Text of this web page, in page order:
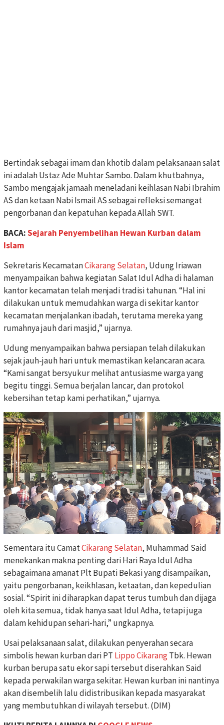
Bertindak sebagai imam dan khotib dalam pelaksanaan salat
ini adalah Ustaz Ade Muhtar Sambo. Dalam khutbahnya,
Sambo mengajak jamaah meneladani keihlasan Nabi Ibrahim
AS dan ketaan Nabi Ismail AS sebagai refleksi semangat
pengorbanan dan kepatuhan kepada Allah SWT.
BACA:Sejarah Penyembelihan Hewan Kurban dalam
Islam
Sekretaris KecamatanCikarang Selatan, Udung Iriawan
menyampaikan bahwa kegiatan Salat Idul Adha di halaman
kantor kecamatan telah menjadi tradisi tahunan. “Hal ini
dilakukan untuk memudahkan warga di sekitar kantor
kecamatan menjalankan ibadah, terutama mereka yang
rumahnya jauh dari masjid,” ujarnya.
Udung menyampaikan bahwa persiapan telah dilakukan
sejak jauh-jauh hari untuk memastikan kelancaran acara.
“Kami sangat bersyukur melihat antusiasme warga yang
begitu tinggi. Semua berjalan lancar, dan protokol
kebersihan tetap kami perhatikan,” ujarnya.
Sementara itu CamatCikarang Selatan, Muhammad Said
menekankan makna penting dari Hari Raya Idul Adha
sebagaimana amanat Plt Bupati Bekasi yang disampaikan,
yaitu pengorbanan, keikhlasan, ketaatan, dan kepedulian
sosial. “Spirit ini diharapkan dapat terus tumbuh dan dijaga
oleh kita semua, tidak hanya saat Idul Adha, tetapi juga
dalam kehidupan sehari-hari,” ungkapnya.
Usai pelaksanaan salat, dilakukan penyerahan secara
simbolis hewan kurban dari PT Lippo CikarangTbk. Hewan
kurban berupa satu ekor sapi tersebut diserahkan Said
kepada perwakilan warga sekitar. Hewan kurban ini nantinya
akan disembelih lalu didistribusikan kepada masyarakat
yang membutuhkan di wilayah tersebut. (DIM)